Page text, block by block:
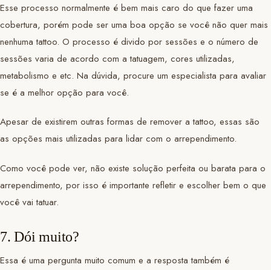
Esse processo normalmente é bem mais caro do que fazer uma
cobertura, porém pode ser uma boa opção se você não quer mais
nenhuma tattoo. O processo é divido por sessões e o número de
sessões varia de acordo com a tatuagem, cores utilizadas,
metabolismo e etc. Na dúvida, procure um especialista para avaliar
se é a melhor opção para você.
Apesar de existirem outras formas de remover a tattoo, essas são
as opções mais utilizadas para lidar com o arrependimento.
Como você pode ver, não existe solução perfeita ou barata para o
arrependimento, por isso é importante refletir e escolher bem o que
você vai tatuar.
7. Dói muito?
Essa é uma pergunta muito comum e a resposta também é